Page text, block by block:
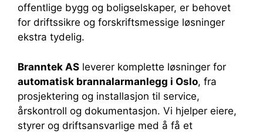
offentlige bygg og boligselskaper, er behovet
for driftssikre og forskriftsmessige løsninger
ekstra tydelig.
Branntek AS leverer komplette løsninger for
automatisk brannalarmanlegg i Oslo, fra
prosjektering og installasjon til service,
årskontroll og dokumentasjon. Vi hjelper eiere,
styrer og driftsansvarlige med å få et